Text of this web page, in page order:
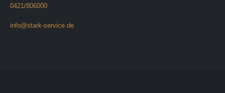
0421/806000
info@stark-service.de